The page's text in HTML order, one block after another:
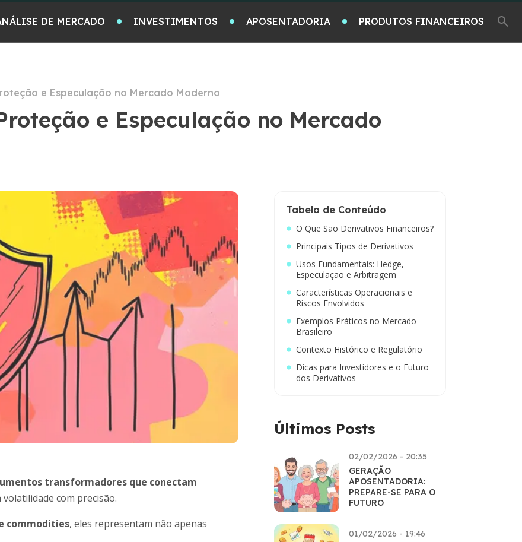
DE MERCADO INVESTIMENTOS APOSENTADORIA PRODUTOS FINANCEIROS
e Especulação no Mercado Moderno
e Especulação no Mercado
transformadores que conectam
com precisão.
commodities, eles representam não apenas
Tabela de Conteúdo
O Que São Derivativos Financeiros?
Principais Tipos de Derivativos
Usos Fundamentais: Hedge,
Especulação e Arbitragem
Características Operacionais e
Riscos Envolvidos
Exemplos Práticos no Mercado
Brasileiro
Contexto Histórico e Regulatório
Dicas para Investidores e o Futuro
dos Derivativos
Últimos Posts
02/02/2026 - 20:35
GERAÇÃO
APOSENTADORIA:
PREPARE-SE PARA O
FUTURO
01/02/2026 - 19:46